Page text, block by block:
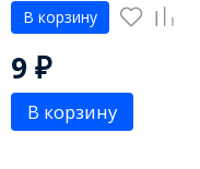
В корзину
9 ₽
В корзину